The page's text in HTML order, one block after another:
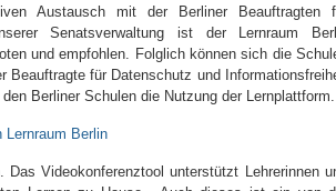
Austausch mit der Berliner Beauftragten
Senatsverwaltung ist der Lernraum
und empfohlen. Folglich können sich die
Beauftragte für Datenschutz und
Berliner Schulen die Nutzung der Lernplattform.
Lernraum Berlin
Videokonferenztool unterstützt Lehrerinnen